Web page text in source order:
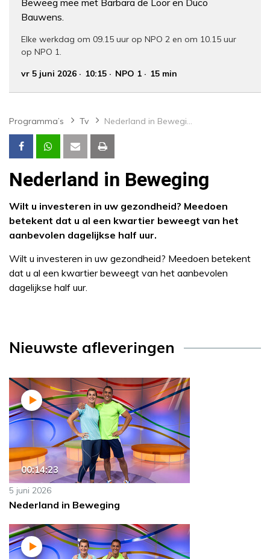
Beweeg mee met Barbara de Loor en Duco
Bauwens.
Elke werkdag om 09.15 uur op NPO 2 en om 10.15 uur
op NPO 1.
vr 5 juni 2026
10:15 NPO 1 15 min
Programma’s Tv Nederland in Beweging
Nederland in Beweging
Wilt u investeren in uw gezondheid? Meedoen
betekent dat u al een kwartier beweegt van het
aanbevolen dagelijkse half uur.
Wilt u investeren in uw gezondheid? Meedoen betekent
dat u al een kwartier beweegt van het aanbevolen
dagelijkse half uur.
Nieuwste afleveringen
00:14:23
5 juni 2026
Nederland in Beweging